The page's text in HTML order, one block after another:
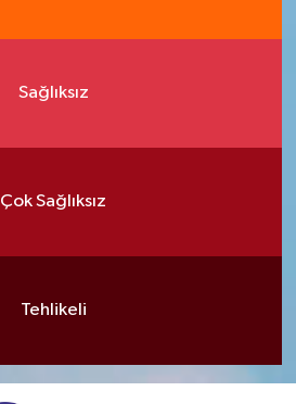
Sağlıksız
Çok Sağlıksız
Tehlikeli